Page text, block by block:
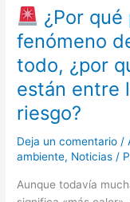
¿Por
fenómeno
todo, ¿por
están entre
riesgo?
Deja un comentario /
ambiente, Noticias /
Aunque todavía
sobre
todo,
¿por
qué
Casanare
y
Yopal
entre
regiones